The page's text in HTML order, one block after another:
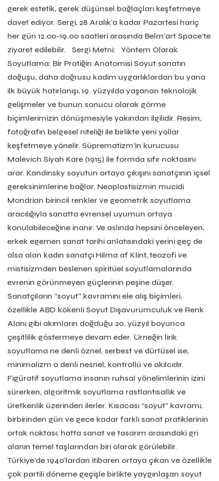
gerek estetik, gerek düşünsel bağlaçları keşfetmeye
davet ediyor. Sergi, 28 Aralık’a kadar Pazartesi hariç
her gün 12.00-19.00 saatleri arasında Belm’art Space’te
ziyaret edilebilir. Sergi Metni: Yöntem Olarak
Soyutlama: Bir Pratiğin Anatomisi Soyut sanatın
doğuşu, daha doğrusu kadim uygarlıklardan bu yana
ilk büyük hatırlanışı, 19. yüzyılda yaşanan teknolojik
gelişmeler ve bunun sonucu olarak görme
biçimlerimizin dönüşmesiyle yakından ilgilidir. Resim,
fotoğrafın belgesel niteliği ile birlikte yeni yollar
keşfetmeye yönelir. Süprematizm’in kurucusu
Malevich Siyah Kare (1915) ile formda sıfır noktasını
arar. Kandinsky soyutun ortaya çıkışını sanatçının içsel
gereksinimlerine bağlar. Neoplastisizmin mucidi
Mondrian birincil renkler ve geometrik soyutlama
aracılığıyla sanatta evrensel uyumun ortaya
konulabileceğine inanır. Ve aslında hepsini önceleyen,
erkek egemen sanat tarihi anlatısındaki yerini geç de
olsa alan kadın sanatçı Hilma af Klint, teozofi ve
mistisizmden beslenen spiritüel soyutlamalarında
evrenin görünmeyen güçlerinin peşine düşer.
Sanatçıların “soyut” kavramını ele alış biçimleri,
özellikle ABD kökenli Soyut Dışavurumculuk ve Renk
Alanı gibi akımların doğduğu 20. yüzyıl boyunca
çeşitlilik göstermeye devam eder. Örneğin lirik
soyutlama ne denli öznel, serbest ve dürtüsel ise,
minimalizm o denli nesnel, kontrollü ve akılcıdır.
Figüratif soyutlama insanın ruhsal yönelimlerinin izini
sürerken, algoritmik soyutlama rastlantısallık ve
üretkenlik üzerinden ilerler. Kısacası “soyut” kavramı,
birbirinden gün ve gece kadar farklı sanat pratiklerinin
ortak noktası; hatta sanat ve tasarım arasındaki gri
alanın temel taşlarından biri olarak görülebilir.
Türkiye’de 1940’lardan itibaren ortaya çıkan ve özellikle
çok partili döneme geçişle birlikte yaygınlaşan soyut